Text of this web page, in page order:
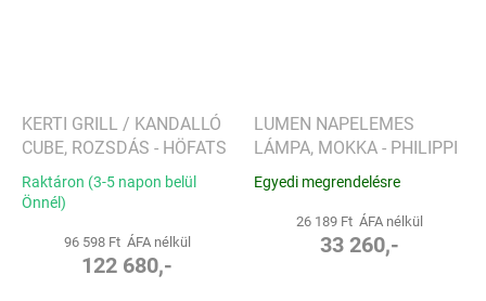
KERTI GRILL / KANDALLÓ
CUBE, ROZSDÁS - HÖFATS
Raktáron (3-5 napon belül
Önnél)
96 598 Ft ÁFA nélkül
122 680,-
LUMEN NAPELEMES
LÁMPA, MOKKA - PHILIPPI
Egyedi megrendelésre
26 189 Ft ÁFA nélkül
33 260,-